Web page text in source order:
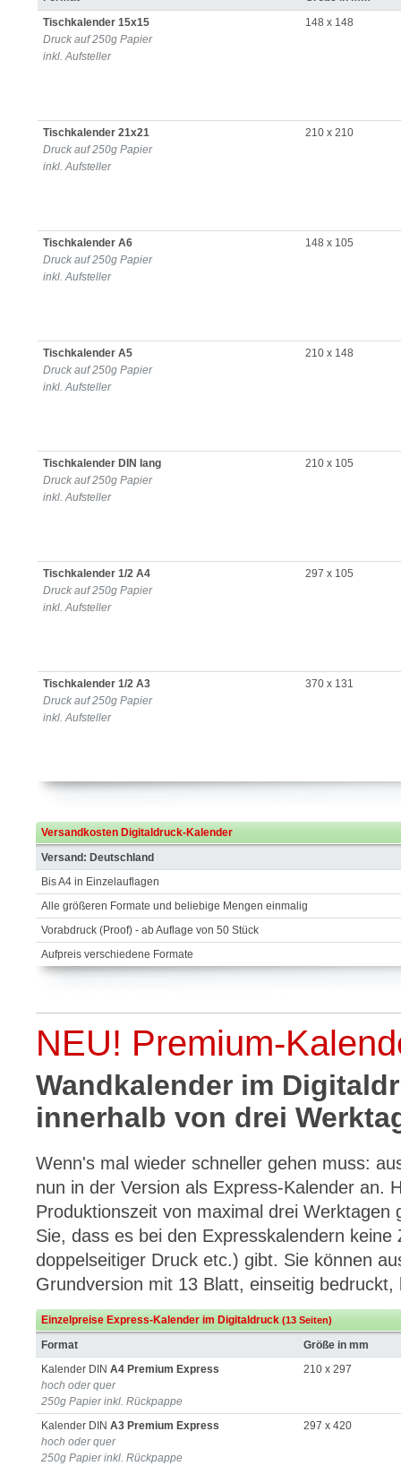
Tischkalender 15x15
Druck auf 250g Papier
inkl. Aufsteller
148 x 148
Tischkalender 21x21
Druck auf 250g Papier
inkl. Aufsteller
210 x 210
Tischkalender A6
Druck auf 250g Papier
inkl. Aufsteller
148 x 105
Tischkalender A5
Druck auf 250g Papier
inkl. Aufsteller
210 x 148
Tischkalender DIN lang
Druck auf 250g Papier
inkl. Aufsteller
210 x 105
Tischkalender 1/2 A4
Druck auf 250g Papier
inkl. Aufsteller
297 x 105
Tischkalender 1/2 A3
Druck auf 250g Papier
inkl. Aufsteller
370 x 131
Versandkosten Digitaldruck-Kalender
Versand: Deutschland
Bis A4 in Einzelauflagen
Alle größeren Formate und beliebige Mengen einmalig
Vorabdruck (Proof) - ab Auflage von 50 Stück
Aufpreis verschiedene Formate
NEU! Premium-
Wandkalender im
innerhalb von drei
Wenn's mal wieder schneller gehen muss:
nun in der Version als Express-Kalender an.
Produktionszeit von maximal drei Werktagen
Sie, dass es bei den Expresskalendern
doppelseitiger Druck etc.) gibt. Sie können
Grundversion mit 13 Blatt, einseitig bedruckt,
Einzelpreise Express-Kalender im Digitaldruck (13 Seiten)
Format
Größe in mm
Kalender DIN A4 Premium Express
hoch oder quer
250g Papier inkl. Rückpappe
210 x 297
Kalender DIN A3 Premium Express
hoch oder quer
250g Papier inkl. Rückpappe
297 x 420